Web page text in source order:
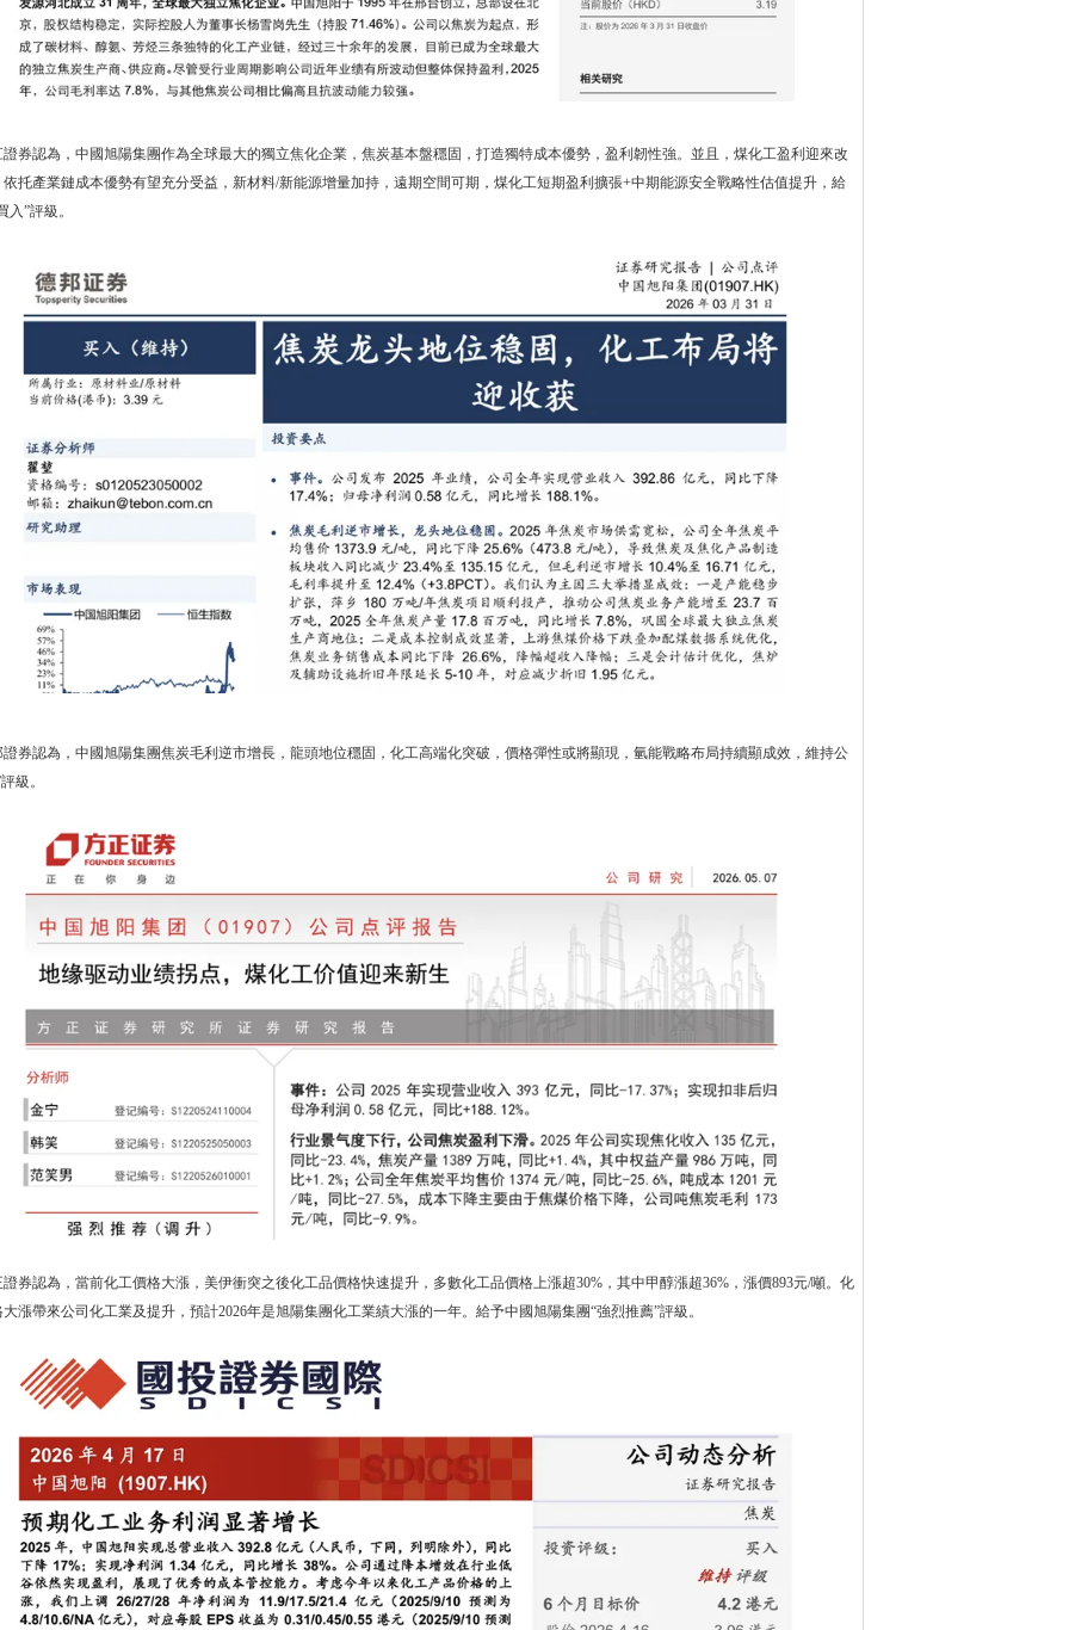
證券認為，中國旭陽集團作為全球最大的獨立焦化企業，焦炭基本盤穩固，打造獨特成本優勢，盈利韌性強。並且，煤化工盈利迎來改
托產業鏈成本優勢有望充分受益，新材料/新能源增量加持，遠期空間可期，煤化工短期盈利擴張+中期能源安全戰略性估值提升，給
入”評級。
證券認為，中國旭陽集團焦炭毛利逆市增長，龍頭地位穩固，化工高端化突破，價格彈性或將顯現，氫能戰略布局持續顯成效，維持公
級。
證券認為，當前化工價格大漲，美伊衝突之後化工品價格快速提升，多數化工品價格上漲超30%，其中甲醇漲超36%，漲價893元/噸。化
漲帶來公司化工業及提升，預計2026年是旭陽集團化工業績大漲的一年。給予中國旭陽集團“強烈推薦”評級。